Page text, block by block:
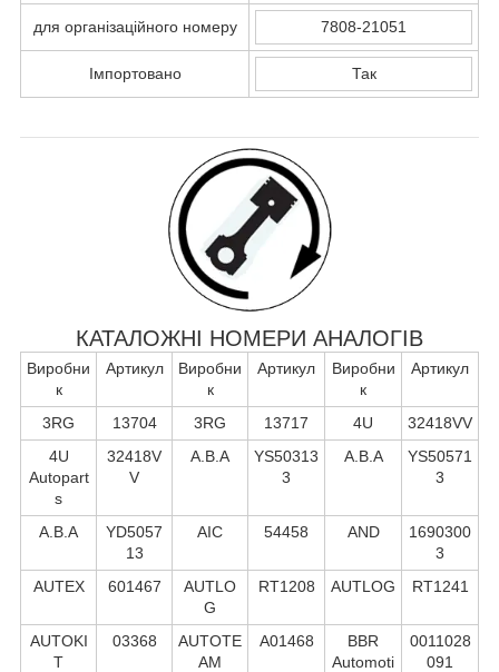
для організаційного номеру 7808-21051
Імпортовано Так
КАТАЛОЖНІ НОМЕРИ АНАЛОГІВ
Виробни
к
Артикул
Виробни
к
Артикул
Виробни
к
Артикул
3RG 13704 3RG 13717 4U
32418VV
4U
Autopart
s
32418V
V
A.B.A
YS50313
3
A.B.A
YS50571
3
A.B.A
YD5057
13
AIC 54458 AND
1690300
3
AUTEX
601467
AUTLO
G
RT1208 AUTLOG RT1241
AUTOKI
T
03368
AUTOTE
AM
A01468
BBR
Automoti
0011028
091